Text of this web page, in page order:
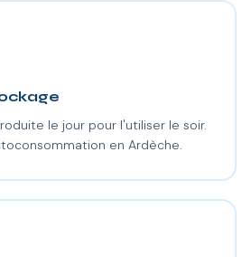
le jour pour l'utiliser le soir.
en Ardèche.